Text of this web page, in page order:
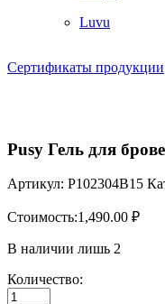
Luvu
Сертификаты продукции
Pusy Гель для
Артикул: P102304B15
Стоимость:1,490.00 ₽
В наличии лишь 2
Количество:
Количество